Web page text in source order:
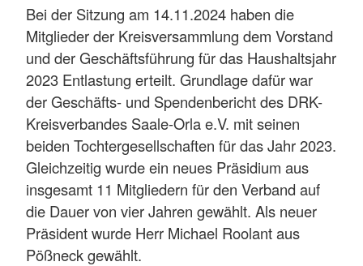
Bei der Sitzung am 14.11.2024 haben die
Mitglieder der Kreisversammlung dem Vorstand
und der Geschäftsführung für das Haushaltsjahr
2023 Entlastung erteilt. Grundlage dafür war
der Geschäfts- und Spendenbericht des DRK-
Kreisverbandes Saale-Orla e.V. mit seinen
beiden Tochtergesellschaften für das Jahr 2023.
Gleichzeitig wurde ein neues Präsidium aus
insgesamt 11 Mitgliedern für den Verband auf
die Dauer von vier Jahren gewählt. Als neuer
Präsident wurde Herr Michael Roolant aus
Pößneck gewählt.